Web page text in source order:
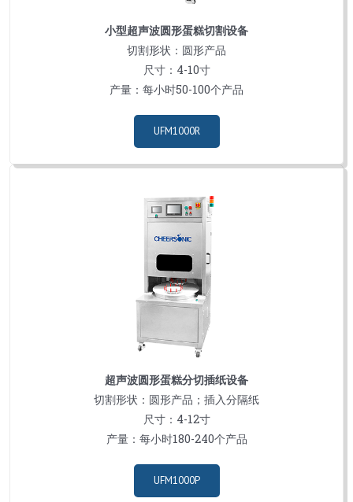
小型超声波圆形蛋糕切割设备
切割形状：圆形产品
尺寸：4-10寸
产量：每小时50-100个产品
UFM1000R
超声波圆形蛋糕分切插纸设备
切割形状：圆形产品；插入分隔纸
尺寸：4-12寸
产量：每小时180-240个产品
UFM1000P